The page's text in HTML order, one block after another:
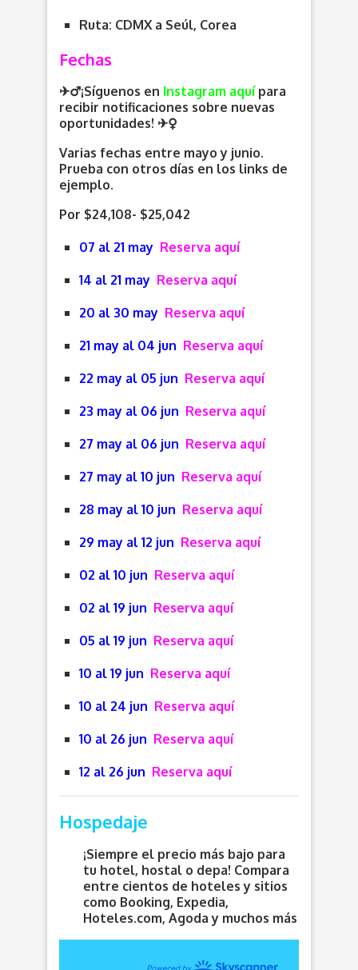
Ruta: CDMX a Seúl, Corea
Fechas
✈️‍♂️¡Síguenos en Instagram aquí para
recibir notificaciones sobre nuevas
oportunidades! ✈️
Varias fechas entre mayo y junio.
Prueba con otros días en los links de
ejemplo.
Por $24,108- $25,042
07 al 21 may Reserva aquí
14 al 21 may Reserva aquí
20 al 30 may Reserva aquí
21 may al 04 jun Reserva aquí
22 may al 05 jun Reserva aquí
23 may al 06 jun Reserva aquí
27 may al 06 jun Reserva aquí
27 may al 10 jun Reserva aquí
28 may al 10 jun Reserva aquí
29 may al 12 jun Reserva aquí
02 al 10 jun Reserva aquí
02 al 19 jun Reserva aquí
05 al 19 jun Reserva aquí
10 al 19 jun Reserva aquí
10 al 24 jun Reserva aquí
10 al 26 jun Reserva aquí
12 al 26 jun Reserva aquí
Hospedaje
¡Siempre el precio más bajo para
tu hotel, hostal o depa! Compara
entre cientos de hoteles y sitios
como Booking, Expedia,
Hoteles.com, Agoda y muchos más